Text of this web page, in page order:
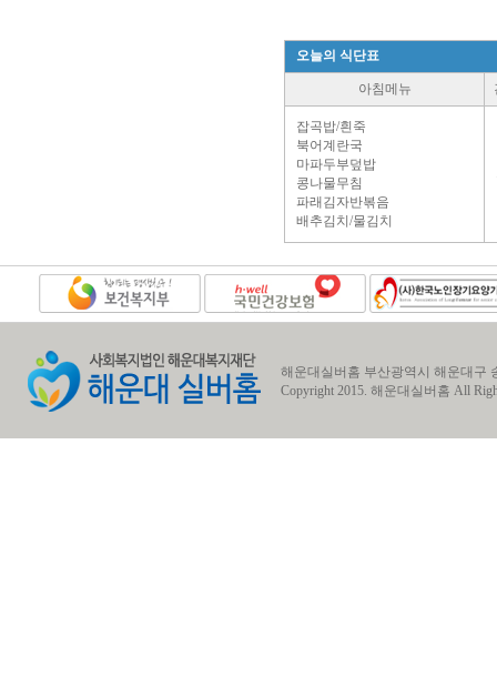
오늘의 식단표
아침메뉴
잡곡밥/흰죽
북어계란국
마파두부덮밥
콩나물무침
파래김자반볶음
배추김치/물김치
해운대실버홈 부산광역시 해운대구
Copyright 2015. 해운대실버홈 All